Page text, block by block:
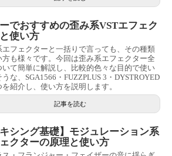
でおすすめの歪み系VSTエフェク
使い方
エフェクターと一括りで言っても、その種類
方も様々です。今回は歪み系エフェクター全
いて簡単に解説し、比較的色々な目的で使い
な、SGA1566・FUZZPLUS 3・DYSTROYED
紹介し、使い方を説明します。
記事を読む
キシング基礎】モジュレーション系
クターの原理と使い方